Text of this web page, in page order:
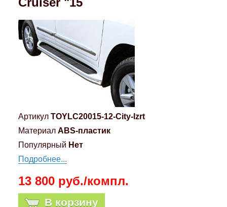
Артикул TOYLC20015-12-City-lzrt
Материал ABS-пластик
Популярный Нет
Подробнее...
13 800 руб./компл.
В корзину
Hyundai
Lada
Lexus
Mazda
Флуоресцентные краски
Шпатлевки, штукатурки
Эмали универсальные акриловые
Грунтовки, защитные лаки